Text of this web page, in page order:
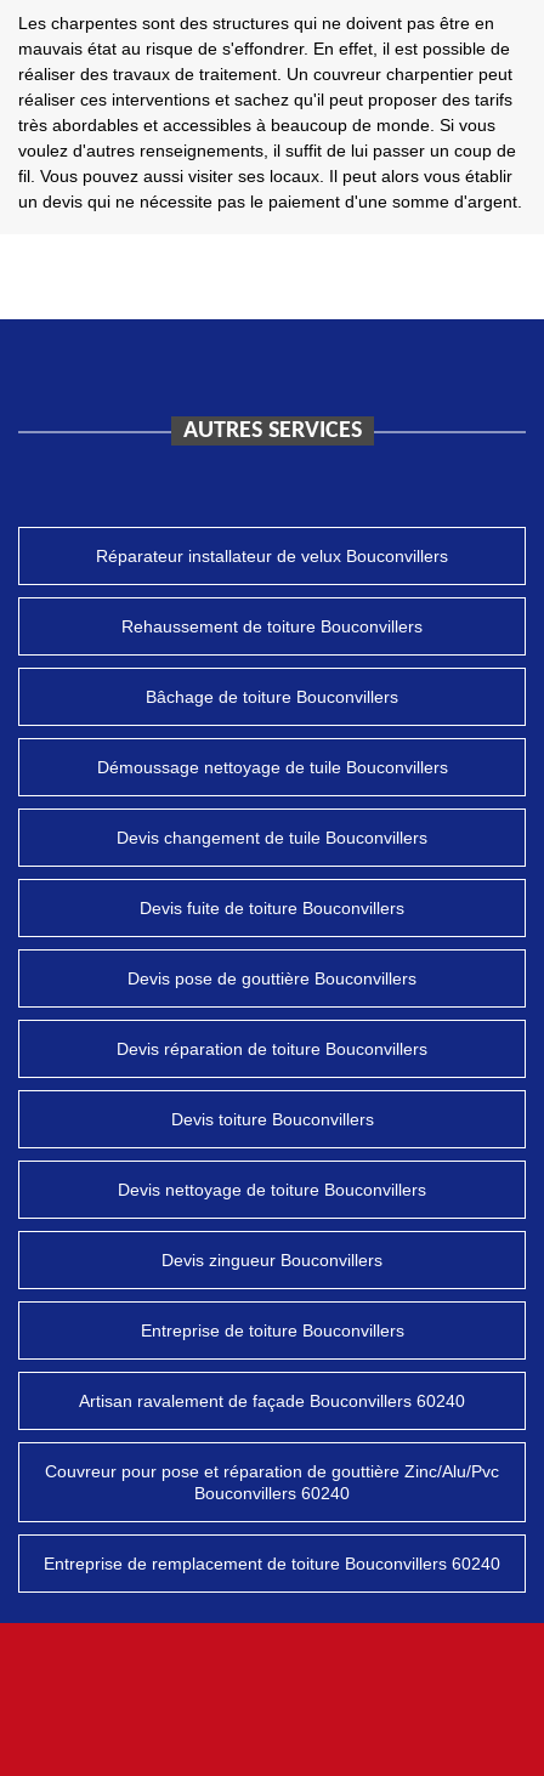
Les charpentes sont des structures qui ne doivent pas être en
mauvais état au risque de s'effondrer. En effet, il est possible de
réaliser des travaux de traitement. Un couvreur charpentier peut
réaliser ces interventions et sachez qu'il peut proposer des tarifs
très abordables et accessibles à beaucoup de monde. Si vous
voulez d'autres renseignements, il suffit de lui passer un coup de
fil. Vous pouvez aussi visiter ses locaux. Il peut alors vous établir
un devis qui ne nécessite pas le paiement d'une somme d'argent.
AUTRES SERVICES
Réparateur installateur de velux Bouconvillers
Rehaussement de toiture Bouconvillers
Bâchage de toiture Bouconvillers
Démoussage nettoyage de tuile Bouconvillers
Devis changement de tuile Bouconvillers
Devis fuite de toiture Bouconvillers
Devis pose de gouttière Bouconvillers
Devis réparation de toiture Bouconvillers
Devis toiture Bouconvillers
Devis nettoyage de toiture Bouconvillers
Devis zingueur Bouconvillers
Entreprise de toiture Bouconvillers
Artisan ravalement de façade Bouconvillers 60240
Couvreur pour pose et réparation de gouttière Zinc/Alu/Pvc
Bouconvillers 60240
Entreprise de remplacement de toiture Bouconvillers 60240